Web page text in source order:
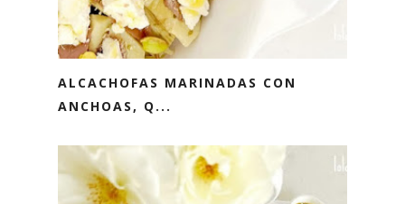
ALCACHOFAS MARINADAS CON
ANCHOAS, Q...